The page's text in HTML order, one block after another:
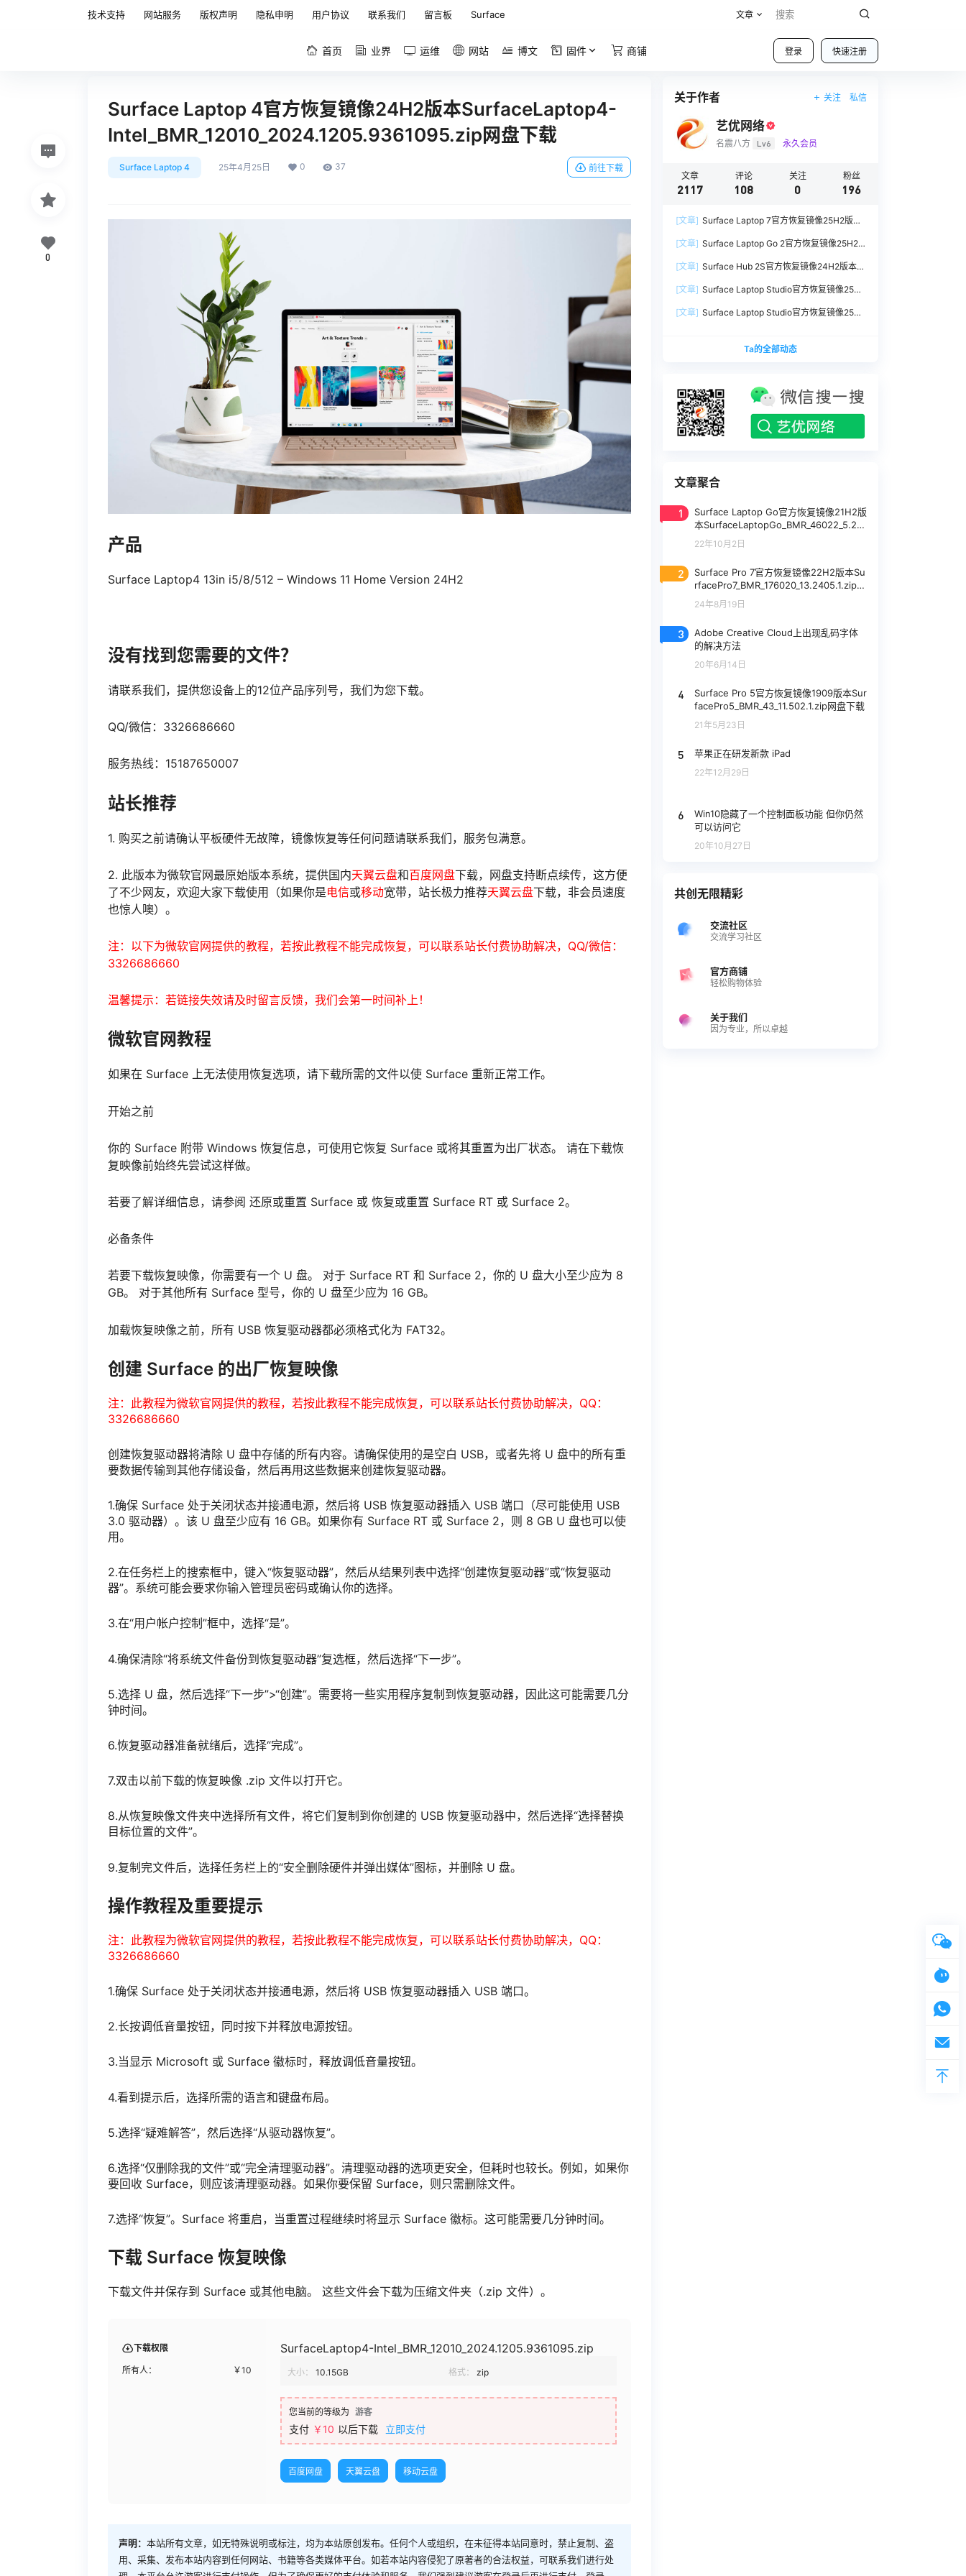
技术支持 网站服务 版权声明 隐私申明 用户协议 联系我们 留言板 Surface 文章
登录 快速注册
首页 业界 运维 网站 博文 固件 商铺
Surface Laptop 4官方恢复镜像24H2版本SurfaceLaptop4-
Intel_BMR_12010_2024.1205.9361095.zip网盘下载
Surface Laptop 4 25年4月25日 0 37 前往下载
产品
Surface Laptop4 13in i5/8/512 – Windows 11 Home Version 24H2
没有找到您需要的文件？
请联系我们，提供您设备上的12位产品序列号，我们为您下载。
QQ/微信：3326686660
服务热线：15187650007
站长推荐
1. 购买之前请确认平板硬件无故障，镜像恢复等任何问题请联系我们，服务包满意。
2. 此版本为微软官网最原始版本系统，提供国内天翼云盘和百度网盘下载，网盘支持断点续传，这方便
了不少网友，欢迎大家下载使用（如果你是电信或移动宽带，站长极力推荐天翼云盘下载，非会员速度
也惊人噢）。
注：以下为微软官网提供的教程，若按此教程不能完成恢复，可以联系站长付费协助解决，QQ/微信：
3326686660
温馨提示：若链接失效请及时留言反馈，我们会第一时间补上！
微软官网教程
如果在 Surface 上无法使用恢复选项，请下载所需的文件以使 Surface 重新正常工作。
开始之前
你的 Surface 附带 Windows 恢复信息，可使用它恢复 Surface 或将其重置为出厂状态。 请在下载恢
复映像前始终先尝试这样做。
若要了解详细信息，请参阅 还原或重置 Surface 或 恢复或重置 Surface RT 或 Surface 2。
必备条件
若要下载恢复映像，你需要有一个 U 盘。 对于 Surface RT 和 Surface 2，你的 U 盘大小至少应为 8
GB。 对于其他所有 Surface 型号，你的 U 盘至少应为 16 GB。
加载恢复映像之前，所有 USB 恢复驱动器都必须格式化为 FAT32。
创建 Surface 的出厂恢复映像
注：此教程为微软官网提供的教程，若按此教程不能完成恢复，可以联系站长付费协助解决，QQ：
3326686660
创建恢复驱动器将清除 U 盘中存储的所有内容。请确保使用的是空白 USB，或者先将 U 盘中的所有重
要数据传输到其他存储设备，然后再用这些数据来创建恢复驱动器。
1.确保 Surface 处于关闭状态并接通电源，然后将 USB 恢复驱动器插入 USB 端口（尽可能使用 USB
3.0 驱动器）。该 U 盘至少应有 16 GB。如果你有 Surface RT 或 Surface 2，则 8 GB U 盘也可以使
用。
2.在任务栏上的搜索框中，键入“恢复驱动器”，然后从结果列表中选择“创建恢复驱动器”或“恢复驱动
器”。系统可能会要求你输入管理员密码或确认你的选择。
3.在“用户帐户控制”框中，选择“是”。
4.确保清除“将系统文件备份到恢复驱动器”复选框，然后选择“下一步”。
5.选择 U 盘，然后选择“下一步”>“创建”。需要将一些实用程序复制到恢复驱动器，因此这可能需要几分
钟时间。
6.恢复驱动器准备就绪后，选择“完成”。
7.双击以前下载的恢复映像 .zip 文件以打开它。
8.从恢复映像文件夹中选择所有文件，将它们复制到你创建的 USB 恢复驱动器中，然后选择“选择替换
目标位置的文件”。
9.复制完文件后，选择任务栏上的“安全删除硬件并弹出媒体”图标，并删除 U 盘。
操作教程及重要提示
注：此教程为微软官网提供的教程，若按此教程不能完成恢复，可以联系站长付费协助解决，QQ：
3326686660
1.确保 Surface 处于关闭状态并接通电源，然后将 USB 恢复驱动器插入 USB 端口。
2.长按调低音量按钮，同时按下并释放电源按钮。
3.当显示 Microsoft 或 Surface 徽标时，释放调低音量按钮。
4.看到提示后，选择所需的语言和键盘布局。
5.选择“疑难解答”，然后选择“从驱动器恢复”。
6.选择“仅删除我的文件”或“完全清理驱动器”。清理驱动器的选项更安全，但耗时也较长。例如，如果你
要回收 Surface，则应该清理驱动器。如果你要保留 Surface，则只需删除文件。
7.选择“恢复”。Surface 将重启，当重置过程继续时将显示 Surface 徽标。这可能需要几分钟时间。
下载 Surface 恢复映像
下载文件并保存到 Surface 或其他电脑。 这些文件会下载为压缩文件夹（.zip 文件）。
下载权限
所有人： ￥10
SurfaceLaptop4-Intel_BMR_12010_2024.1205.9361095.zip
大小： 10.15GB 格式： zip
您当前的等级为 游客
支付 ￥10 以后下载 立即支付
百度网盘 天翼云盘 移动云盘
声明： 本站所有文章，如无特殊说明或标注，均为本站原创发布。任何个人或组织，在未征得本站同意时，禁止复制、盗
用、采集、发布本站内容到任何网站、书籍等各类媒体平台。如若本站内容侵犯了原著者的合法权益，可联系我们进行处
0
关于作者 关注 私信
艺优网络
名震八方 Lv6 永久会员
文章
2117
评论
108
关注
0
粉丝
196
[文章] Surface Laptop 7官方恢复镜像25H2版本
254.zip网盘下载
[文章] Surface Laptop Go 2官方恢复镜像25H2
SurfaceLaptopGo2_BMR_42032_2026.507.118
98505.zip网盘下载
[文章] Surface Hub 2S官方恢复镜像24H2版本
7.zip网盘下载
[文章] Surface Laptop Studio官方恢复镜像25H2
SurfaceLaptopStudio_BMR_42032_2026.402.1
[文章] Surface Laptop Studio官方恢复镜像25H2
SurfaceLaptopStudio_BMR_12010_2026.402.11
740375.zip网盘下载
Ta的全部动态
文章聚合
1
Surface Laptop Go官方恢复镜像21H2版
本SurfaceLaptopGo_BMR_46022_5.26
7.5.zip网盘下载
22年10月2日
2
Surface Pro 7官方恢复镜像22H2版本Su
rfacePro7_BMR_176020_13.2405.1.zip网
盘下载
24年8月19日
3
Adobe Creative Cloud上出现乱码字体
的解决方法
20年6月14日
4
Surface Pro 5官方恢复镜像1909版本Sur
facePro5_BMR_43_11.502.1.zip网盘下载
21年5月23日
5 苹果正在研发新款 iPad
22年12月29日
6
Win10隐藏了一个控制面板功能 但你仍然
可以访问它
20年10月27日
共创无限精彩
交流社区
交流学习社区
官方商铺
轻松购物体验
关于我们
因为专业，所以卓越